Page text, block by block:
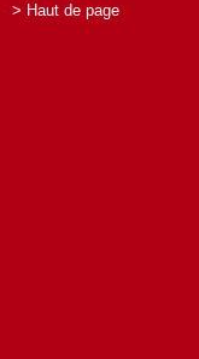
> Haut de page